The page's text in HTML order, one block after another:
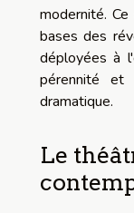
modernité.
bases des
déployées à
pérennité et
dramatique.
Le